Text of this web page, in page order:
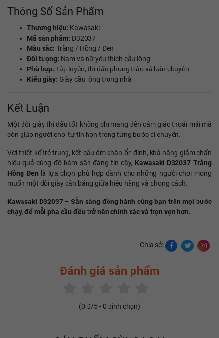
Thông Số Sản Phẩm
Thương hiệu: Kawasaki
Mã sản phẩm: D32037
Màu sắc: Trắng / Hồng / Đen
Đối tượng: Nam và nữ yêu thích cầu lông
Phù hợp: Tập luyện, thi đấu phong trào và bán chuyên
Kiểu giày: Giày cầu lông trong nhà
Kết Luận
Một đôi giày thi đấu tốt không chỉ mang đến cảm giác thoải mái mà
còn giúp người chơi tự tin hơn trong từng bước di chuyển.
Với thiết kế trẻ trung, kết cấu ôm chân ổn định, khả năng giảm chấn
hiệu quả cùng độ bám sân đáng tin cậy, Kawasaki D32037 Trắng
Hồng Đen là lựa chọn phù hợp dành cho những người chơi mong
muốn một đôi giày cân bằng giữa hiệu năng và phong cách.
Kawasaki D32037 – Sẵn sàng đồng hành cùng bạn trên mọi bước
chạy, để mỗi pha cầu đều trở nên chính xác và trọn vẹn hơn.
Chia sẻ:
Đánh giá sản phẩm
(0.0/5 - 0 bình chọn)